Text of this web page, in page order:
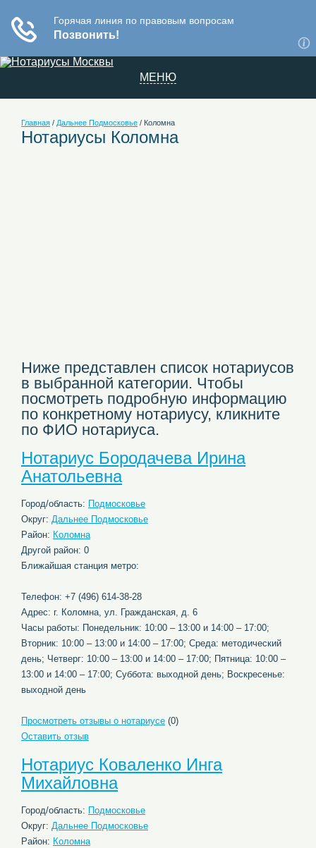
МЕНЮ
Главная / Дальнее Подмосковье / Коломна
Нотариусы Коломна
Ниже представлен список нотариусов
в выбранной категории. Чтобы
посмотреть подробную информацию
по конкретному нотариусу, кликните
по ФИО нотариуса.
Нотариус Бородачева Ирина
Анатольевна
Город/область: Подмосковье
Округ: Дальнее Подмосковье
Район: Коломна
Другой район: 0
Ближайшая станция метро:
Телефон: +7 (496) 614-38-28
Адрес: г. Коломна, ул. Гражданская, д. 6
Часы работы: Понедельник: 10:00 – 13:00 и 14:00 – 17:00;
Вторник: 10:00 – 13:00 и 14:00 – 17:00; Среда: методический
день; Четверг: 10:00 – 13:00 и 14:00 – 17:00; Пятница: 10:00 –
13:00 и 14:00 – 17:00; Суббота: выходной день; Воскресенье:
выходной день
Просмотреть отзывы о нотариусе (0)
Оставить отзыв
Нотариус Коваленко Инга
Михайловна
Город/область: Подмосковье
Округ: Дальнее Подмосковье
Район: Коломна